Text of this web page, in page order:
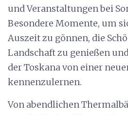
und Veranstaltungen bei
Besondere Momente, um
Auszeit zu gönnen, die
Landschaft zu genießen
der Toskana von einer
kennenzulernen.
Von abendlichen